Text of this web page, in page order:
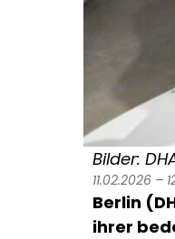
Bilder:
11.02.2026 –
Berlin
ihrer